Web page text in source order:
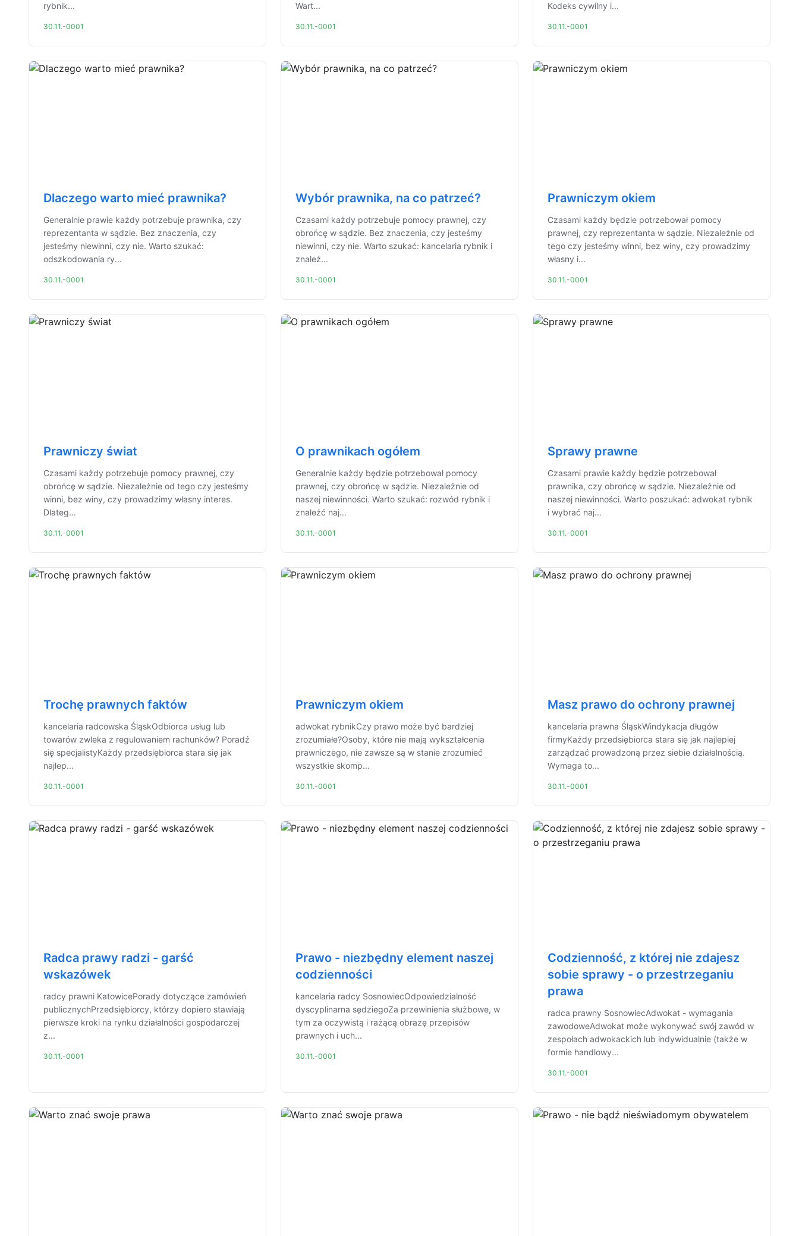
rybnik...
30.11.-0001
Wart...
30.11.-0001
Kodeks cywilny i...
30.11.-0001
Dlaczego warto mieć prawnika?
Generalnie prawie każdy potrzebuje prawnika, czy
reprezentanta w sądzie. Bez znaczenia, czy
jesteśmy niewinni, czy nie. Warto szukać:
odszkodowania ry...
30.11.-0001
Wybór prawnika, na co patrzeć?
Czasami każdy potrzebuje pomocy prawnej, czy
obrońcę w sądzie. Bez znaczenia, czy jesteśmy
niewinni, czy nie. Warto szukać: kancelaria rybnik i
znaleź...
30.11.-0001
Prawniczym okiem
Czasami każdy będzie potrzebował pomocy
prawnej, czy reprezentanta w sądzie. Niezależnie od
tego czy jesteśmy winni, bez winy, czy prowadzimy
własny i...
30.11.-0001
Prawniczy świat
Czasami każdy potrzebuje pomocy prawnej, czy
obrońcę w sądzie. Niezależnie od tego czy jesteśmy
winni, bez winy, czy prowadzimy własny interes.
Dlateg...
30.11.-0001
O prawnikach ogółem
Generalnie każdy będzie potrzebował pomocy
prawnej, czy obrońcę w sądzie. Niezależnie od
naszej niewinności. Warto szukać: rozwód rybnik i
znaleźć naj...
30.11.-0001
Sprawy prawne
Czasami prawie każdy będzie potrzebował
prawnika, czy obrońcę w sądzie. Niezależnie od
naszej niewinności. Warto poszukać: adwokat rybnik
i wybrać naj...
30.11.-0001
Trochę prawnych faktów
kancelaria radcowska ŚląskOdbiorca usług lub
towarów zwleka z regulowaniem rachunków? Poradź
się specjalistyKażdy przedsiębiorca stara się jak
najlep...
30.11.-0001
Prawniczym okiem
adwokat rybnikCzy prawo może być bardziej
zrozumiałe?Osoby, które nie mają wykształcenia
prawniczego, nie zawsze są w stanie zrozumieć
wszystkie skomp...
30.11.-0001
Masz prawo do ochrony prawnej
kancelaria prawna ŚląskWindykacja długów
firmyKażdy przedsiębiorca stara się jak najlepiej
zarządzać prowadzoną przez siebie działalnością.
Wymaga to...
30.11.-0001
Radca prawy radzi - garść
wskazówek
radcy prawni KatowicePorady dotyczące zamówień
publicznychPrzedsiębiorcy, którzy dopiero stawiają
pierwsze kroki na rynku działalności gospodarczej
z...
30.11.-0001
Prawo - niezbędny element naszej
codzienności
kancelaria radcy SosnowiecOdpowiedzialność
dyscyplinarna sędziegoZa przewinienia służbowe, w
tym za oczywistą i rażącą obrazę przepisów
prawnych i uch...
30.11.-0001
Codzienność, z której nie zdajesz
sobie sprawy - o przestrzeganiu
prawa
radca prawny SosnowiecAdwokat - wymagania
zawodoweAdwokat może wykonywać swój zawód w
zespołach adwokackich lub indywidualnie (także w
formie handlowy...
30.11.-0001